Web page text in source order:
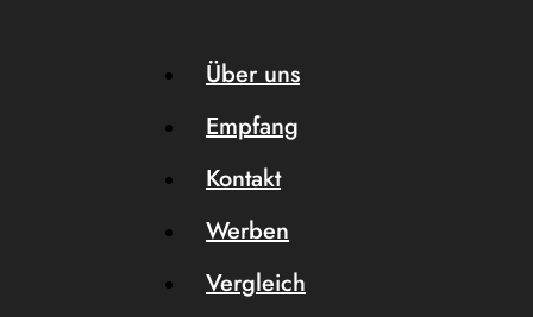
Über uns
Empfang
Kontakt
Werben
Vergleich